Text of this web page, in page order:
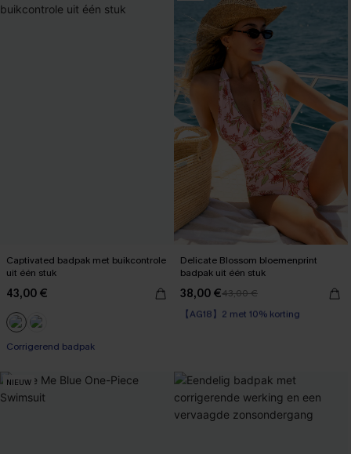
Captivated badpak met buikcontrole
uit één stuk
43,00 €
Corrigerend badpak
Delicate Blossom bloemenprint
badpak uit één stuk
38,00 €43,00 €
【AG18】2 met 10% korting
Corrigerend badpak
NIEUW